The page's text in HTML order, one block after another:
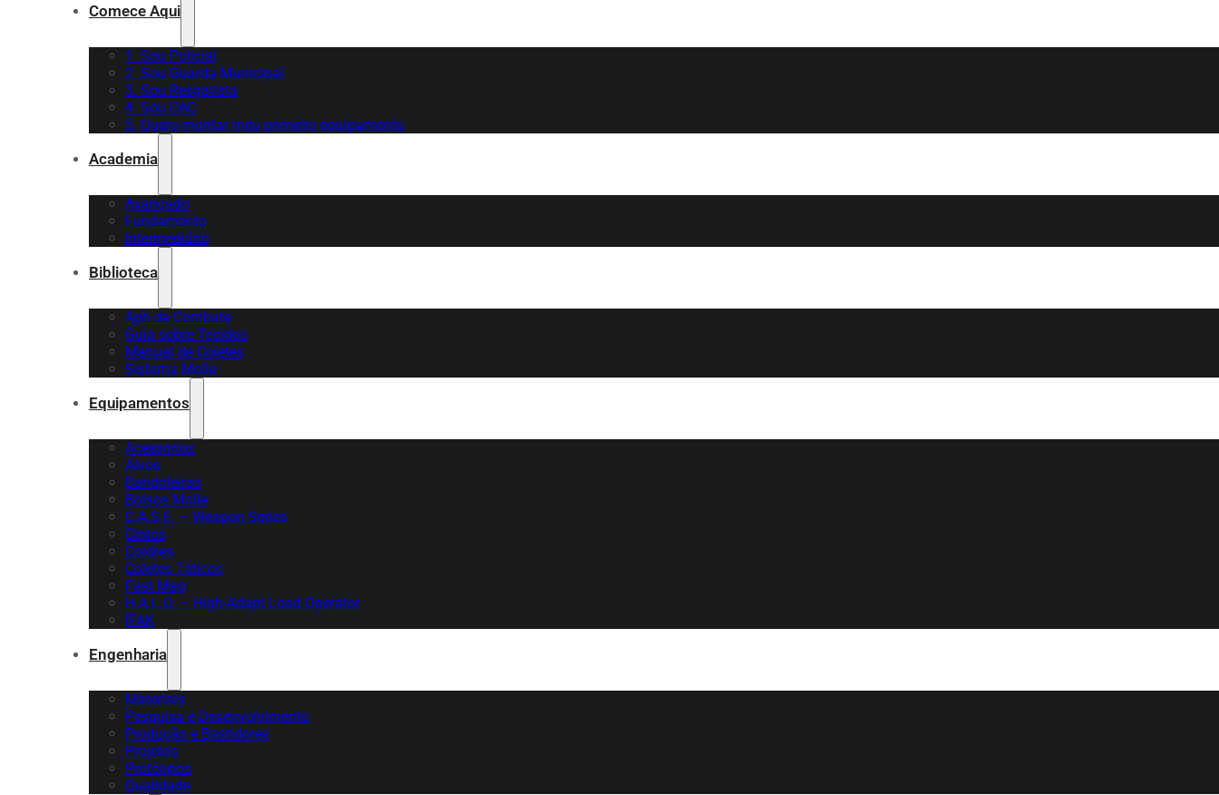
Comece Aqui
1. Sou Policial
2. Sou Guarda Municipal
3. Sou Resgatista
4. Sou CAC
5. Quero montar meu primeiro equipamento
Academia
Avançado
Fundamento
Intermediário
Biblioteca
Aph de Combate
Guia sobre Tecidos
Manual de Coletes
Sistema Molle
Equipamentos
Acessórios
Alvos
Bandoleiras
Bolsos Molle
C.A.S.E. – Weapon Series
Cintos
Coldres
Coletes Táticos
Fast Mag
H.A.L.O. – High-Adapt Load Operator
IFAK
Engenharia
Materiais
Pesquisa e Desenvolvimento
Produção e Bastidores
Projetos
Protótipos
Qualidade